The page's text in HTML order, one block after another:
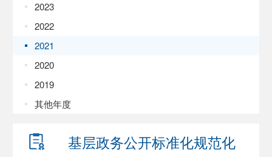
2023
2022
2021
2020
2019
其他年度
基层政务公开标准化规范化